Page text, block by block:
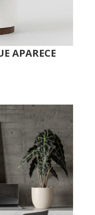
APARECE